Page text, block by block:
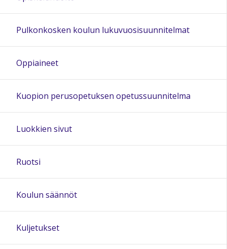
20:00
21:00
Pulkonkosken koulun lukuvuosisuunnitelmat
Oppiaineet
Kuopion perusopetuksen opetussuunnitelma
Luokkien sivut
Ruotsi
Koulun säännöt
Kuljetukset